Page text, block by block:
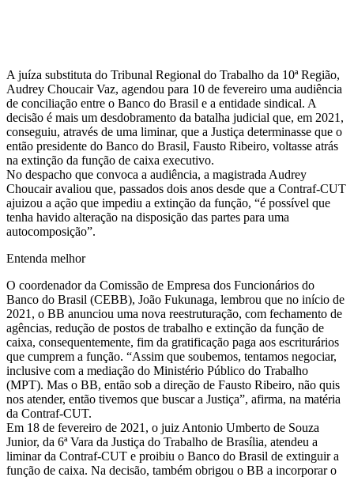
A juíza substituta do Tribunal Regional do Trabalho da 10ª Região,
Audrey Choucair Vaz, agendou para 10 de fevereiro uma audiência
de conciliação entre o Banco do Brasil e a entidade sindical. A
decisão é mais um desdobramento da batalha judicial que, em 2021,
conseguiu, através de uma liminar, que a Justiça determinasse que o
então presidente do Banco do Brasil, Fausto Ribeiro, voltasse atrás
na extinção da função de caixa executivo.
No despacho que convoca a audiência, a magistrada Audrey
Choucair avaliou que, passados dois anos desde que a Contraf-CUT
ajuizou a ação que impediu a extinção da função, “é possível que
tenha havido alteração na disposição das partes para uma
autocomposição”.
Entenda melhor
O coordenador da Comissão de Empresa dos Funcionários do
Banco do Brasil (CEBB), João Fukunaga, lembrou que no início de
2021, o BB anunciou uma nova reestruturação, com fechamento de
agências, redução de postos de trabalho e extinção da função de
caixa, consequentemente, fim da gratificação paga aos escriturários
que cumprem a função. “Assim que soubemos, tentamos negociar,
inclusive com a mediação do Ministério Público do Trabalho
(MPT). Mas o BB, então sob a direção de Fausto Ribeiro, não quis
nos atender, então tivemos que buscar a Justiça”, afirma, na matéria
da Contraf-CUT.
Em 18 de fevereiro de 2021, o juiz Antonio Umberto de Souza
Junior, da 6ª Vara da Justiça do Trabalho de Brasília, atendeu a
liminar da Contraf-CUT e proibiu o Banco do Brasil de extinguir a
função de caixa. Na decisão, também obrigou o BB a incorporar o